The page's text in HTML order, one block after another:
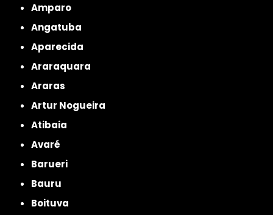
Amparo
Angatuba
Aparecida
Araraquara
Araras
Artur Nogueira
Atibaia
Avaré
Barueri
Bauru
Boituva